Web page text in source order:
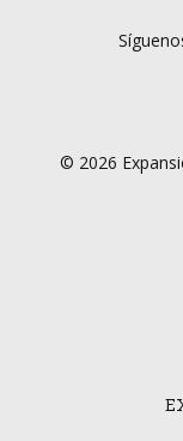
© 2026